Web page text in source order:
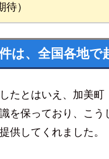
待）
は、全国各地
たとはいえ、加美
を保っており、こ
供してくれました。